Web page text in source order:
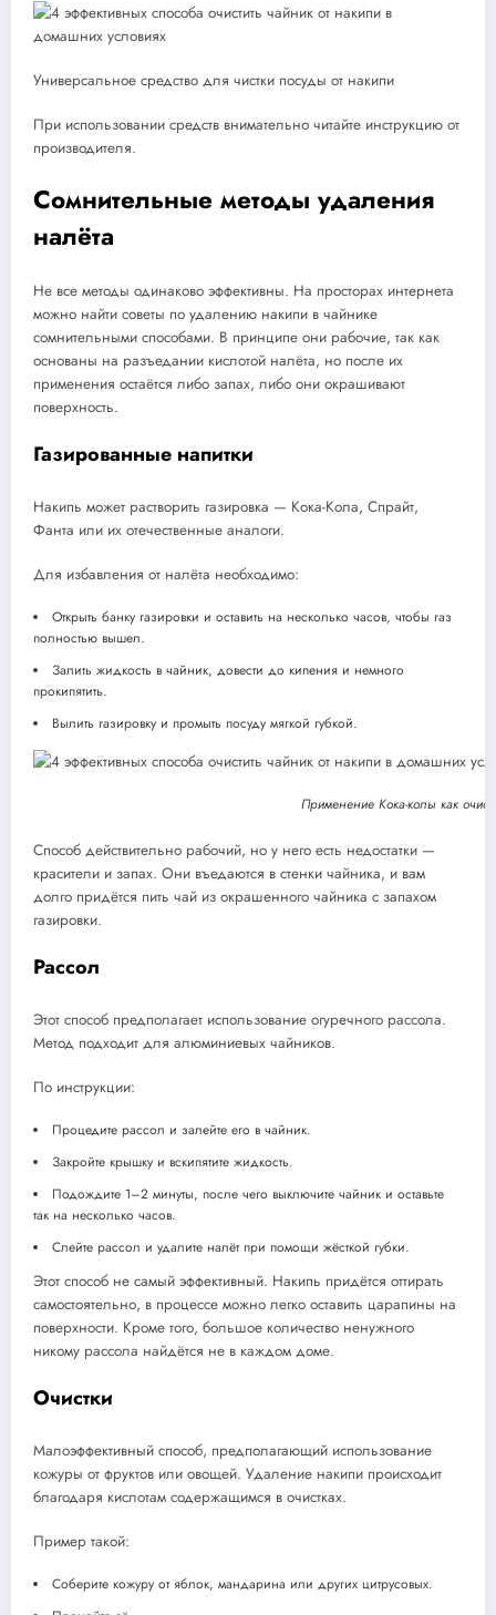
Универсальное средство для чистки посуды от накипи
При использовании средств внимательно читайте инструкцию от
производителя.
Сомнительные методы удаления
налёта
Не все методы одинаково эффективны. На просторах интернета
можно найти советы по удалению накипи в чайнике
сомнительными способами. В принципе они рабочие, так как
основаны на разъедании кислотой налёта, но после их
применения остаётся либо запах, либо они окрашивают
поверхность.
Газированные напитки
Накипь может растворить газировка — Кока-Кола, Спрайт,
Фанта или их отечественные аналоги.
Для избавления от налёта необходимо:
Открыть банку газировки и оставить на несколько часов, чтобы газ
полностью вышел.
Залить жидкость в чайник, довести до кипения и немного
прокипятить.
Вылить газировку и промыть посуду мягкой губкой.
Применение Кока-колы как
Способ действительно рабочий, но у него есть недостатки —
красители и запах. Они въедаются в стенки чайника, и вам
долго придётся пить чай из окрашенного чайника с запахом
газировки.
Рассол
Этот способ предполагает использование огуречного рассола.
Метод подходит для алюминиевых чайников.
По инструкции:
Процедите рассол и залейте его в чайник.
Закройте крышку и вскипятите жидкость.
Подождите 1–2 минуты, после чего выключите чайник и оставьте
так на несколько часов.
Слейте рассол и удалите налёт при помощи жёсткой губки.
Этот способ не самый эффективный. Накипь придётся оттирать
самостоятельно, в процессе можно легко оставить царапины на
поверхности. Кроме того, большое количество ненужного
никому рассола найдётся не в каждом доме.
Очистки
Малоэффективный способ, предполагающий использование
кожуры от фруктов или овощей. Удаление накипи происходит
благодаря кислотам содержащимся в очистках.
Пример такой:
Соберите кожуру от яблок, мандарина или других цитрусовых.